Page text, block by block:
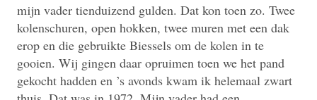
mijn vader tienduizend gulden. Dat kon toen zo. Twee
kolenschuren, open hokken, twee muren met een dak
erop en die gebruikte Biessels om de kolen in te
gooien. Wij gingen daar opruimen toen we het pand
gekocht hadden en ’s avonds kwam ik helemaal zwart